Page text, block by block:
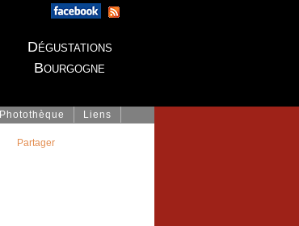
Dégustations
Bourgogne
Photothèque Liens
Partager